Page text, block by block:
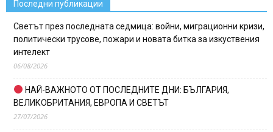
Последни публикации
Светът през последната седмица: войни, миграционни кризи,
политически трусове, пожари и новата битка за изкуствения
интелект
06/08/2026
НАЙ-ВАЖНОТО ОТ ПОСЛЕДНИТЕ ДНИ: БЪЛГАРИЯ,
ВЕЛИКОБРИТАНИЯ, ЕВРОПА И СВЕТЪТ
27/07/2026